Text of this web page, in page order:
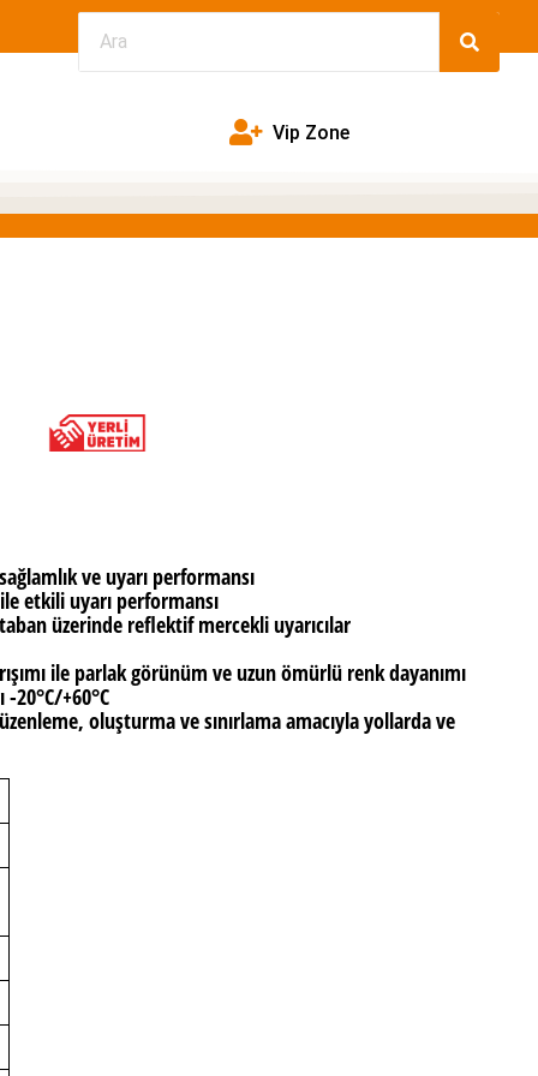
Vip Zone
ve uyarı performansı
etkili uyarı performansı
üzerinde reflektif mercekli uyarıcılar
ile parlak görünüm ve uzun ömürlü renk dayanımı
-20°C/+60°C
oluşturma ve sınırlama amacıyla yollarda ve